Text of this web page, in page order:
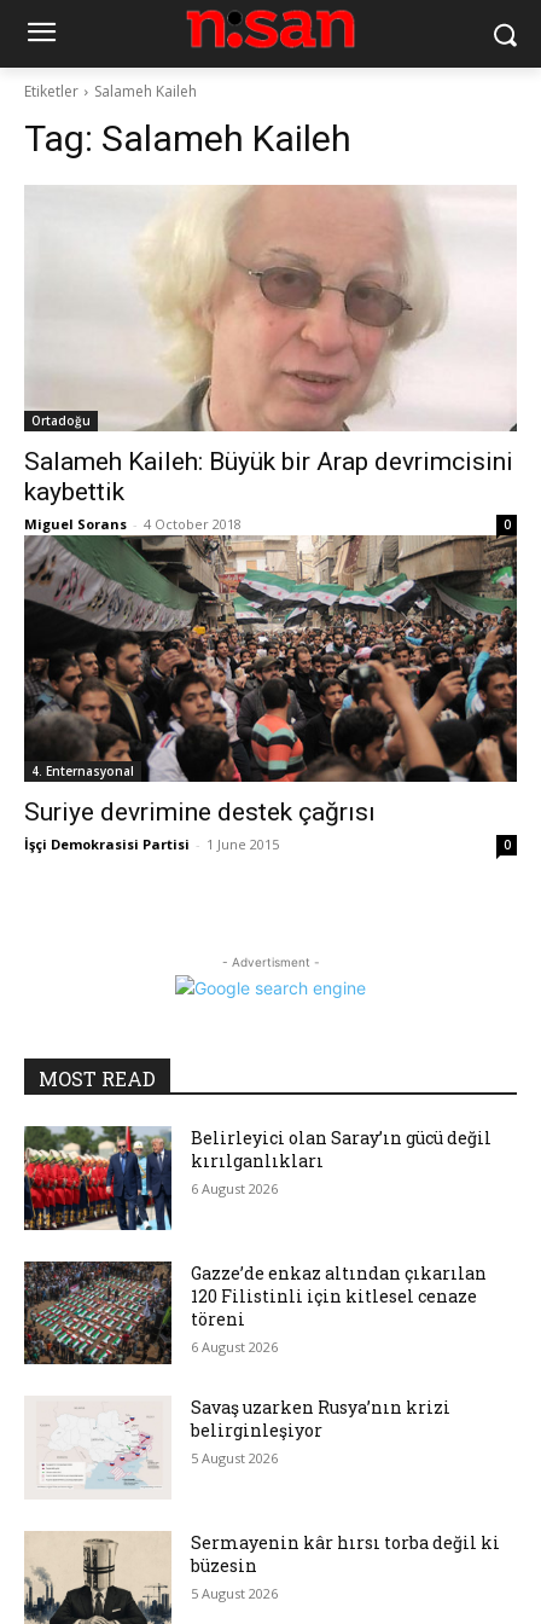
Etiketler Salameh Kaileh
Tag: Salameh Kaileh
Ortadoğu
Salameh Kaileh: Büyük bir Arap devrimcisini
kaybettik
Miguel Sorans - 4 October 2018 0
4. Enternasyonal
Suriye devrimine destek çağrısı
İşçi Demokrasisi Partisi - 1 June 2015 0
- Advertisment -
MOST READ
Belirleyici olan Saray’ın gücü değil
kırılganlıkları
6 August 2026
Gazze’de enkaz altından çıkarılan
120 Filistinli için kitlesel cenaze
töreni
6 August 2026
Savaş uzarken Rusya’nın krizi
belirginleşiyor
5 August 2026
Sermayenin kâr hırsı torba değil ki
büzesin
5 August 2026